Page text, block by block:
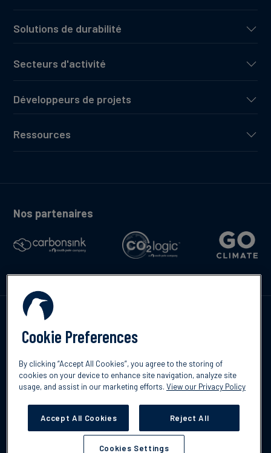
English
Solutions de durabilité
Secteurs d'activité
Développeurs de projets
Ressources
Nos partenaires
responsabilité
Cookie Preferences
By clicking “Accept All Cookies”, you agree to the storing of
cookies on your device to enhance site navigation, analyze site
usage, and assist in our marketing efforts. View our Privacy Policy
Accept All Cookies Reject All
Cookies Settings